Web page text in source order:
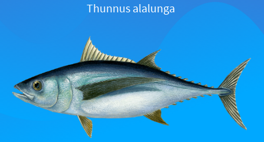
Thunnus alalunga